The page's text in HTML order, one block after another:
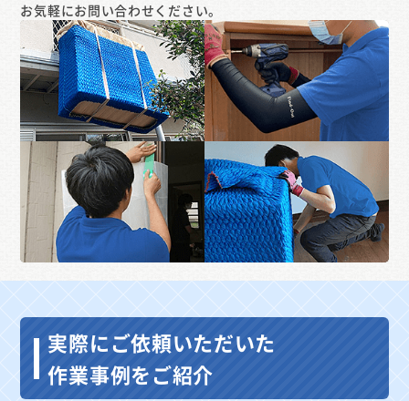
お気軽にお問い合わせください。
実際にご依頼いただいた
作業事例をご紹介